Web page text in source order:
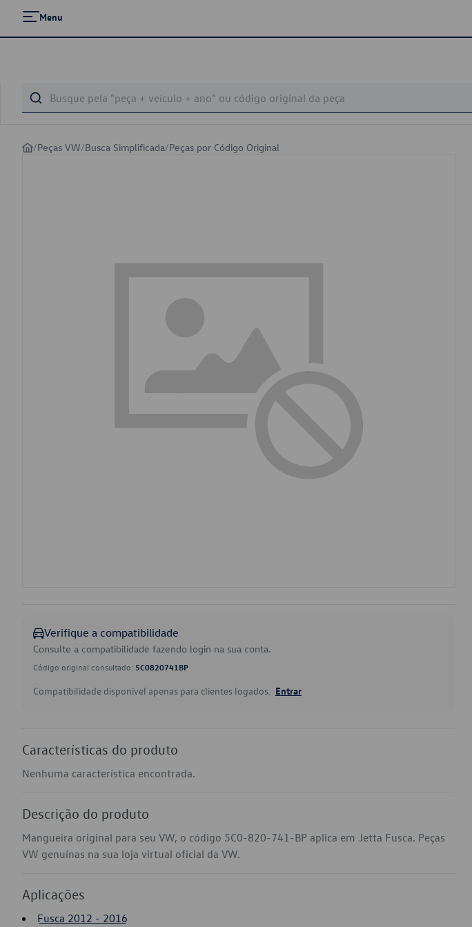
Menu
/Peças VW/Busca Simplificada/Peças por Código Original
Verifique a compatibilidade
Consulte a compatibilidade fazendo login na sua conta.
Código original consultado: 5C0820741BP
Compatibilidade disponível apenas para clientes logados. Entrar
Características do produto
Nenhuma característica encontrada.
Descrição do produto
Mangueira original para seu VW, o código 5C0-820-741-BP aplica em Jetta Fusca. Peças
VW genuínas na sua loja virtual oficial da VW.
Aplicações
Fusca 2012 - 2016